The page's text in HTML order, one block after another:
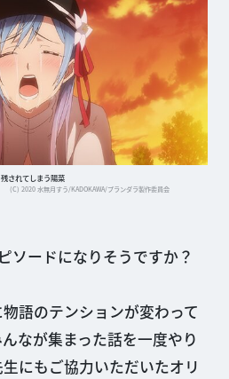
に取り残されてしまう陽菜
プランダラ製作委員会
ードになりそうですか？
語のテンションが変わって
なが集まった話を一度やり
にもご協力いただいたオリ